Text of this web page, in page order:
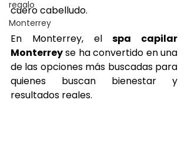
regalo
Monterrey
cuero cabelludo.
En Monterrey, el spa capilar
Monterrey se ha convertido en una
de las opciones más buscadas para
quienes buscan bienestar y
resultados reales.